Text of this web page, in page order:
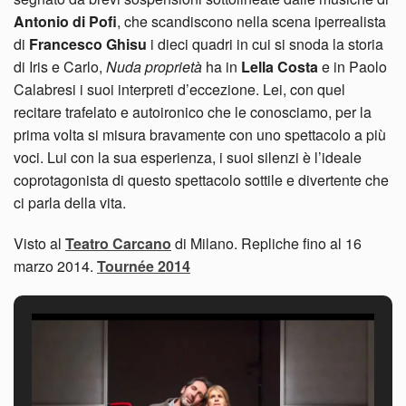
Antonio di Pofi, che scandiscono nella scena iperrealista
di Francesco Ghisu i dieci quadri in cui si snoda la storia
di Iris e Carlo, Nuda proprietà ha in Lella Costae in Paolo
Calabresi i suoi interpreti d’eccezione. Lei, con quel
recitare trafelato e autoironico che le conosciamo, per la
prima volta si misura bravamente con uno spettacolo a più
voci. Lui con la sua esperienza, i suoi silenzi è l’ideale
coprotagonista di questo spettacolo sottile e divertente che
ci parla della vita.
Visto al Teatro Carcano di Milano. Repliche fino al 16
marzo 2014. Tournée 2014